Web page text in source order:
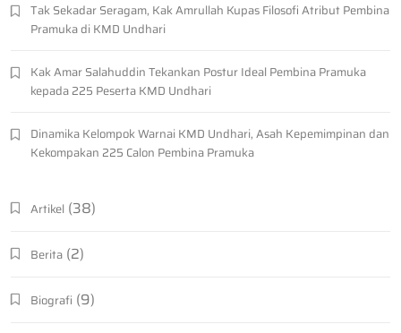
Tak Sekadar Seragam, Kak Amrullah Kupas Filosofi Atribut Pembina
Pramuka di KMD Undhari
Kak Amar Salahuddin Tekankan Postur Ideal Pembina Pramuka
kepada 225 Peserta KMD Undhari
Dinamika Kelompok Warnai KMD Undhari, Asah Kepemimpinan dan
Kekompakan 225 Calon Pembina Pramuka
Artikel (38)
Berita (2)
Biografi (9)